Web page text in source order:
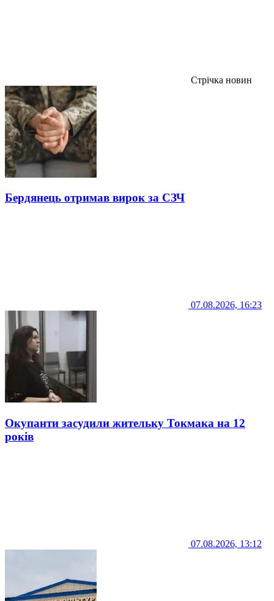
Стрічка новин
Бердянець отримав вирок за СЗЧ
07.08.2026, 16:23
Окупанти засудили жительку Токмака на 12
років
07.08.2026, 13:12